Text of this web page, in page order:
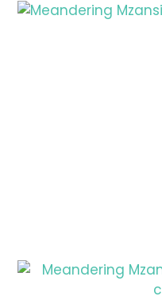
SkipOpen
Close